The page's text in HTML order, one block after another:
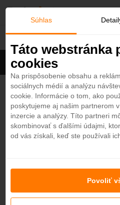
Omán
Filter
Zobrazených 9z 12 hotelov
The Chedi Muscat 5*
4,6
Omán - Plážový hotel
Omán - Plážový hotel
7 nocí / raňajky
Súhlas
Táto webstránka
cookies
Na prispôsobenie obsahu a
sociálnych médií a analýzu
cookie. Informácie o tom, ako
poskytujeme aj našim partnerom
inzercie a analýzy. Títo partneri
skombinovať s ďalšími údajmi,
od vás získali, keď ste používali
Povoliť